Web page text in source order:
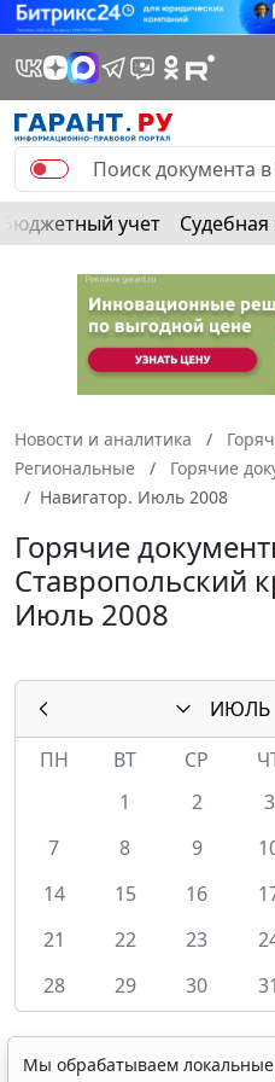
Бюджетный учет Судебная
Новости и аналитика
Региональные
Горячие
Навигатор. Июль 2008
Горячие
Ставропольский
Июль 2008
ИЮЛЬ
ПН
ВТ СР
1
2 3
7
8 9
14
15 16
21
22 23
28
29 30 31
Мы обрабатываем